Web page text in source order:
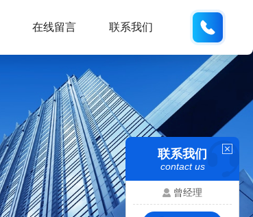
在线留言 联系我们
联系我们
contact us
曾经理